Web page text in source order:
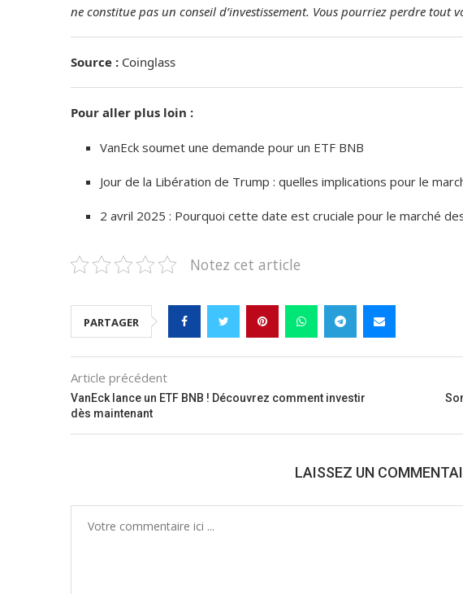
ne constitue pas un conseil d’investissement. Vous pourriez perdre tout
Source : Coinglass
Pour aller plus loin :
VanEck soumet une demande pour un ETF BNB
Jour de la Libération de Trump : quelles implications pour le
2 avril 2025 : Pourquoi cette date est cruciale pour le marché
Notez cet article
PARTAGER
Article précédent
VanEck lance un ETF BNB ! Découvrez comment investir
dès maintenant
LAISSEZ UN